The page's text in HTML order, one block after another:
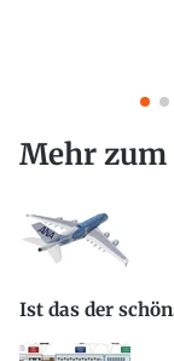
Mehr zum
Ist das der